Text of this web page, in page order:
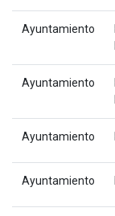
Ayuntamiento
Ayuntamiento
Ayuntamiento
Ayuntamiento